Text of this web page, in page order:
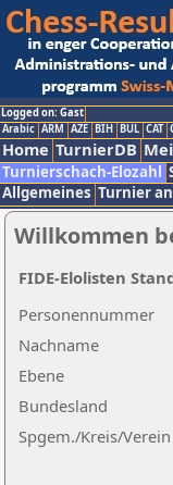
Logged on: Gast
Arabic ARM AZE BIH BUL CAT
Home TurnierDB
Turnierschach-Elozahl
Allgemeines Turnier
Willkommen
Nachname
Ebene
Personennummer
Bundesland
Spgem./Kreis/Verein
FIDE-Elolisten